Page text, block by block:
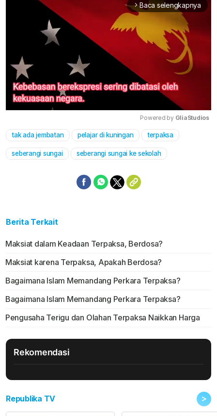
arrow_forward_ios Baca selengkapnya
Mute
Powered by GliaStudios
tak ada jembatan pelajar di kuningan terpaksa
seberangi sungai seberangi sungai ke sekolah
Berita Terkait
Maksiat dalam Keadaan Terpaksa, Berdosa?
Maksiat karena Terpaksa, Apakah Berdosa?
Bagaimana Islam Memandang Perkara Terpaksa?
Bagaimana Islam Memandang Perkara Terpaksa?
Pengusaha Terigu dan Olahan Terpaksa Naikkan Harga
Rekomendasi
Republika TV >